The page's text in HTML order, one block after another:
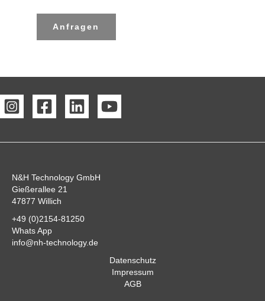
Anfragen
N&H Technology GmbH
Gießerallee 21
47877 Willich
+49 (0)2154-81250
Whats App
info@nh-technology.de
Datenschutz
Impressum
AGB